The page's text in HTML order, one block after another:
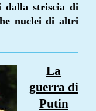
dalla striscia di
nuclei di altri
La
guerra di
Putin